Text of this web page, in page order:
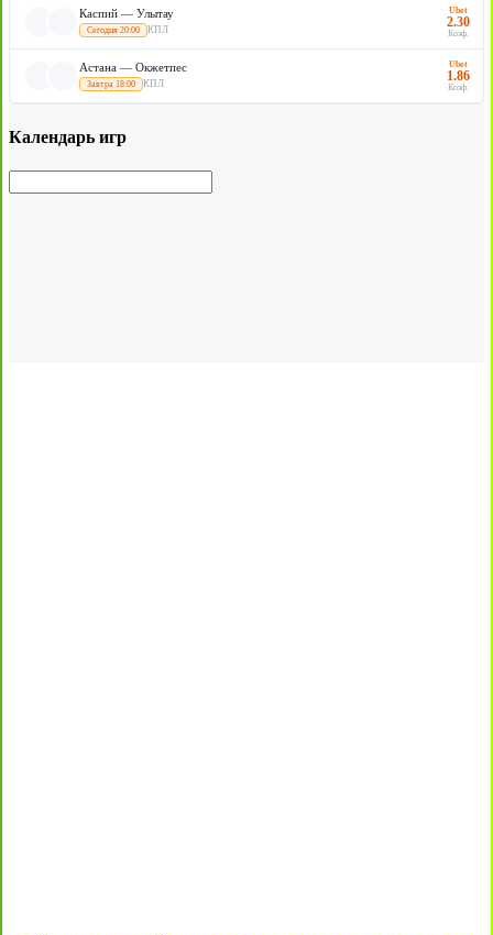
Каспий — Улытау
Сегодня 20:00 КПЛ
Ubet
2.30
Коэф.
Астана — Окжетпес
Завтра 18:00 КПЛ
Ubet
1.86
Коэф.
Календарь игр